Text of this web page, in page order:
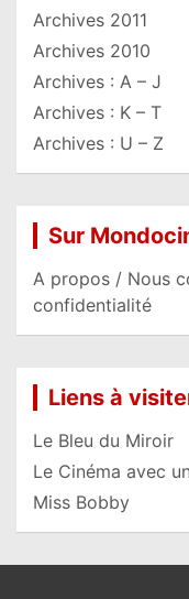
Archives 2011
Archives 2010
Archives : A – J
Archives : K – T
Archives : U – Z
Sur
A propos / Nous
confidentialité
Liens à
Le Bleu du Miroir
Le Cinéma avec
Miss Bobby